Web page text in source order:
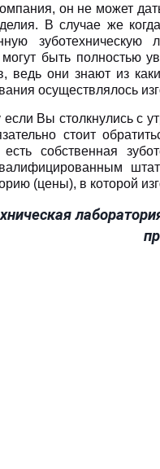
он не может
В случае же
зуботехническую
могут быть полностью
ведь они знают из
осуществлялось
Вы столкнулись с
стоит
есть собственная
(цены), в которой